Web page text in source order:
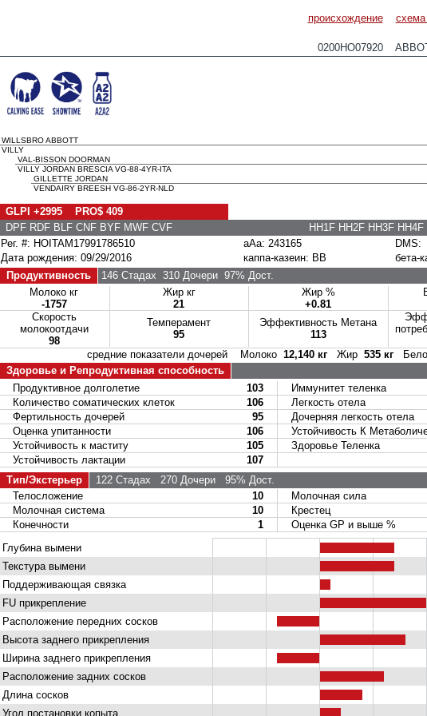
происхождение схема
0200HO07920
WILLSBRO ABBOTT
VILLY
VAL-BISSON DOORMAN
VILLY JORDAN BRESCIA VG-88-4YR-ITA
GILLETTE JORDAN
VENDAIRY BREESH VG-86-2YR-NLD
GLPI +2995 PRO$ 409
DPF RDF BLF CNF BYF MWF CVF
HH1F HH2F HH3F
Рег. #: HOITAM17991786510
aAa: 243165
DMS:
Дата рождения: 09/29/2016
каппа-казеин: BB
бета-
Продуктивность
146 Стадах 310 Дочери97% Дост.
Молоко кг
-1757
Жир кг
21
Жир %
+0.81
Скорость
молокоотдачи
98
Темперамент
95
Эффективность Метана
113
средние показатели дочерей Молоко 12,140 кгЖир 535 кг
Здоровье и Репродуктивная способность
Продуктивное долголетие
103 Иммунитет теленка
Количество соматических клеток
106 Легкость отела
Фертильность дочерей
95 Дочерняя легкость отела
Оценка упитанности
106 Устойчивость К
Устойчивость к маститу
105 Здоровье Теленка
Устойчивость лактации
107
Тип/Экстерьер
122 Стадах 270 Дочери95% Дост.
Телосложение
10 Молочная сила
Молочная система
10 Крестец
Конечности
1 Оценка GP и выше %
Глубина вымени
Текстура вымени
Поддерживающая связка
FU прикрепление
Расположение передних сосков
Высота заднего прикрепления
Ширина заднего прикрепления
Расположение задних сосков
Длина сосков
Угол постановки копыта